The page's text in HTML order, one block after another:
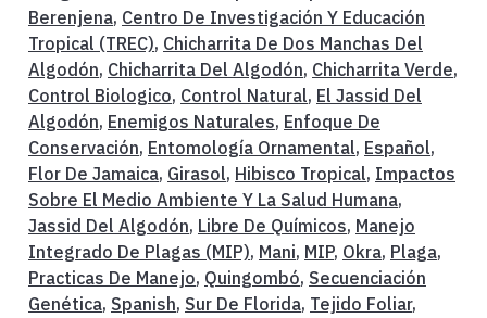
Berenjena, Centro De Investigación Y Educación
Tropical (TREC), Chicharrita De Dos Manchas Del
Algodón, Chicharrita Del Algodón, Chicharrita Verde,
Control Biologico, Control Natural, El Jassid Del
Algodón, Enemigos Naturales, Enfoque De
Conservación, Entomología Ornamental, Español,
Flor De Jamaica, Girasol, Hibisco Tropical, Impactos
Sobre El Medio Ambiente Y La Salud Humana,
Jassid Del Algodón, Libre De Químicos, Manejo
Integrado De Plagas (MIP), Mani, MIP, Okra, Plaga,
Practicas De Manejo, Quingombó, Secuenciación
Genética, Spanish, Sur De Florida, Tejido Foliar,